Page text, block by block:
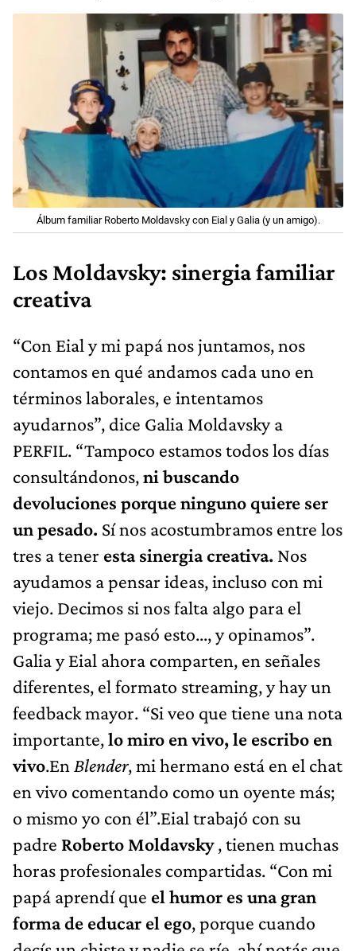
Álbum familiar Roberto Moldavsky con Eial y Galia (y un amigo).
Los Moldavsky: sinergia familiar
creativa
“Con Eial y mi papá nos juntamos, nos
contamos en qué andamos cada uno en
términos laborales, e intentamos
ayudarnos”, dice Galia Moldavsky a
PERFIL. “Tampoco estamos todos los días
consultándonos,ni buscando
devoluciones porque ninguno quiere ser
un pesado. Sí nos acostumbramos entre los
tres a tener esta sinergia creativa. Nos
ayudamos a pensar ideas, incluso con mi
viejo. Decimos si nos falta algo para el
programa; me pasó esto..., y opinamos”.
Galia y Eial ahora comparten, en señales
diferentes, el formato streaming, y hay un
feedback mayor. “Si veo que tiene una nota
importante,lo miro en vivo, le escribo en
vivo.En Blender, mi hermano está en el chat
en vivo comentando como un oyente más;
o mismo yo con él”.Eial trabajó con su
padre Roberto Moldavsky, tienen muchas
horas profesionales compartidas. “Con mi
papá aprendí que el humor es una gran
forma de educar el ego, porque cuando